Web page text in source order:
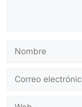
Nombre
Correo
Web